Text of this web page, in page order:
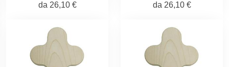
da 26,10 €
da 26,10 €